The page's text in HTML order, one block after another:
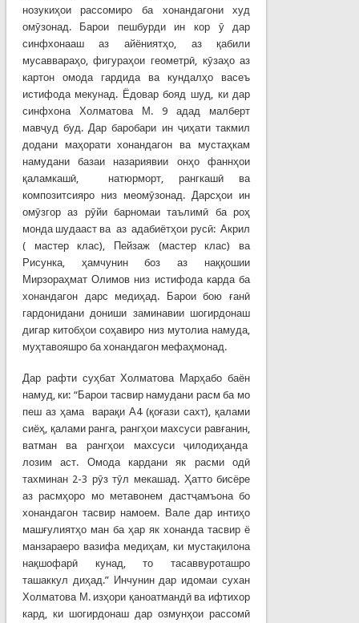
нозукиҳои рассомиро ба хонандагони худ
омӯзонад. Барои пешбурди ин кор ӯ дар
синфхонааш аз айёниятҳо, аз қабили
мусаввараҳо, фигураҳои геометрӣ, кӯзаҳо аз
картон омода гардида ва кундалҳо васеъ
истифода мекунад. Ёдовар бояд шуд, ки дар
синфхона Холматова М. 9 адад малберт
мавҷуд буд. Дар баробари ин ҷиҳати такмил
додани маҳорати хонандагон ва мустаҳкам
намудани базаи назариявии онҳо фаннҳои
қаламкашӣ, натюрморт, рангкашӣ ва
композитсияро низ меомӯзонад. Дарсҳои ин
омӯзгор аз рӯйи барномаи таълимӣ ба роҳ
монда шудааст ва аз адабиётҳои русӣ: Акрил
( мастер клас), Пейзаж (мастер клас) ва
Рисунка, ҳамчунин боз аз наққошии
Мирзораҳмат Олимов низ истифода карда ба
хонандагон дарс медиҳад. Барои бою ғанӣ
гардонидани дониши заминавии шогирдонаш
дигар китобҳои соҳавиро низ мутолиа намуда,
муҳтавояшро ба хонандагон мефаҳмонад.
Дар рафти суҳбат Холматова Марҳабо баён
намуд, ки: “Барои тасвир намудани расм ба мо
пеш аз ҳама варақи А4 (қоғази сахт), қалами
сиёҳ, қалами ранга, рангҳои махсуси равғанин,
ватман ва рангҳои махсуси ҷилодиҳанда
лозим аст. Омода кардани як расми одӣ
тахминан 2-3 рӯз тӯл мекашад. Ҳатто бисёре
аз расмҳоро мо метавонем дастҷамъона бо
хонандагон тасвир намоем. Вале дар интиҳо
машғулиятҳо ман ба ҳар як хонанда тасвир ё
манзараеро вазифа медиҳам, ки мустақилона
нақшофарӣ кунад, то тасаввуроташро
ташаккул диҳад.” Инчунин дар идомаи сухан
Холматова М. изҳори қаноатмандӣ ва ифтихор
кард, ки шогирдонаш дар озмунҳои рассомӣ